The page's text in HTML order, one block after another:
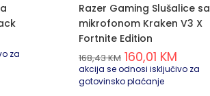
za
Razer Gaming Slušalice sa
mikrofonom Kraken V3 X
Fortnite Edition
168,43KM 160,01 KM
akcija se odnosi isključivo za
gotovinsko plaćanje